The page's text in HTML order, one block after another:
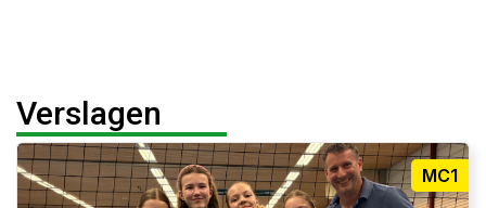
Verslagen
MC1